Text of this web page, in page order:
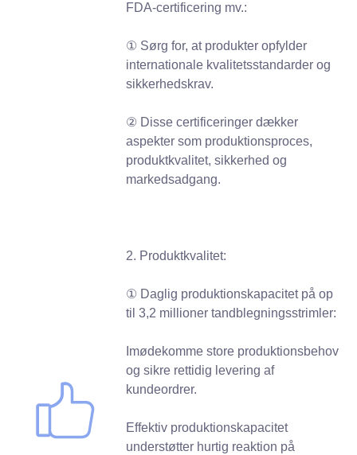
FDA-certificering mv.:
① Sørg for, at produkter opfylder
internationale kvalitetsstandarder og
sikkerhedskrav.
② Disse certificeringer dækker
aspekter som produktionsproces,
produktkvalitet, sikkerhed og
markedsadgang.
2. Produktkvalitet:
① Daglig produktionskapacitet på op
til 3,2 millioner tandblegningsstrimler:
Imødekomme store produktionsbehov
og sikre rettidig levering af
kundeordrer.
Effektiv produktionskapacitet
understøtter hurtig reaktion på